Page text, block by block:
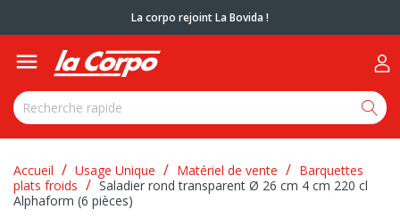
La corpo rejoint La Bovida !

Accueil Usage Unique Matériel de vente
Barquettes
plats froids
Saladier rond transparent Ø 26 cm 4 cm 220 cl
Alphaform (6 pièces)